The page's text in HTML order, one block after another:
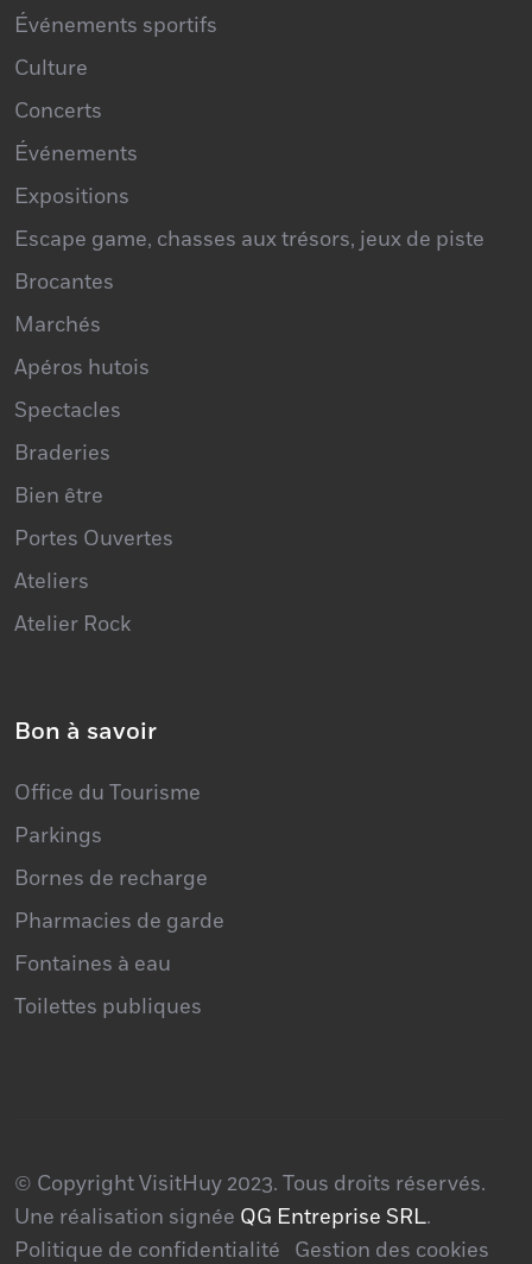
Événements sportifs
Culture
Concerts
Événements
Expositions
Escape game, chasses aux trésors, jeux de piste
Brocantes
Marchés
Apéros hutois
Spectacles
Braderies
Bien être
Portes Ouvertes
Ateliers
Atelier Rock
Bon à savoir
Office du Tourisme
Parkings
Bornes de recharge
Pharmacies de garde
Fontaines à eau
Toilettes publiques
© Copyright VisitHuy 2023. Tous droits réservés.
Une réalisation signée QG Entreprise SRL.
Politique de confidentialité Gestion des cookies